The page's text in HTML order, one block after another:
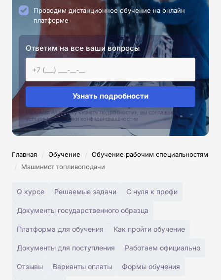
Проводим дистанционное обучение на онлайн
платформе
Ответим на все ваши вопросы
Узнать подробности
Нажимая на кнопку «Узнать подробности», вы соглашаетесь с
условиями политики конфиденциальностии
Главная / Обучение / Обучение рабочим специальностям
/ Машинист топливоподачи
О курсе Решаемые задачи С нуля к профи
Документы государственного образца
Платформа для обучения Как пройти обучение
Документы для поступления Работаем официально
Отзывы Варианты оплаты Формы обучения